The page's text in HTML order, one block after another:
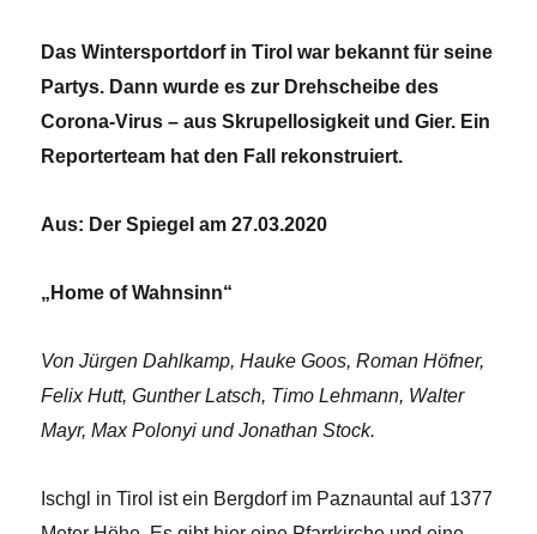
Das Wintersportdorf in Tirol war bekannt für seine
Partys. Dann wurde es zur Drehscheibe des
Corona-Virus – aus Skrupellosigkeit und Gier. Ein
Reporterteam hat den Fall rekonstruiert.
Aus: Der Spiegel am 27.03.2020
„Home of Wahnsinn“
Von Jürgen Dahlkamp, Hauke Goos, Roman Höfner,
Felix Hutt, Gunther Latsch, Timo Lehmann, Walter
Mayr, Max Polonyi und Jonathan Stock.
Ischgl in Tirol ist ein Bergdorf im Paznauntal auf 1377